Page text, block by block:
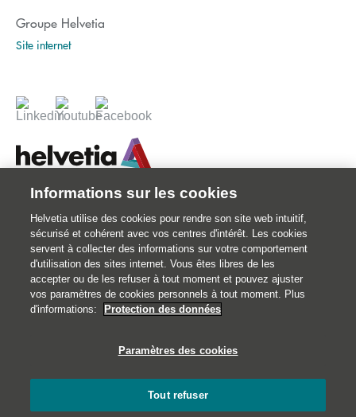
Groupe Helvetia
Site internet
©2026 Helvetia Assurances . 25 quai Lamandé 76600 Le Havre
02 32 92 92 92
Impressum
Informations juridiques
Données personnelles
Informations sur les cookies
Helvetia utilise des cookies pour rendre son site web intuitif,
sécurisé et cohérent avec vos centres d'intérêt. Les cookies
servent à collecter des informations sur votre comportement
d'utilisation des sites internet. Vous êtes libres de les
accepter ou de les refuser à tout moment et pouvez ajuster
vos paramètres de cookies personnels à tout moment. Plus
d'informations:
Protection des données
Paramètres des cookies
Tout refuser